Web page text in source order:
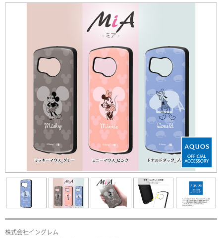
株式会社イングレム